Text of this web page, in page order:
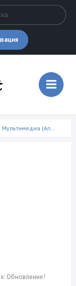
Мультимедиа (Android)
Обновление!